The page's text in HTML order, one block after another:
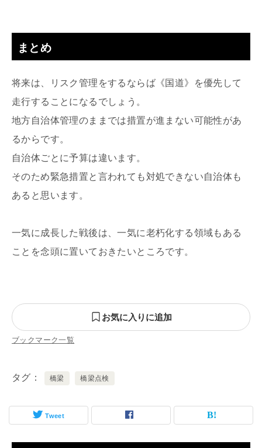
まとめ
将来は、リスク管理をするならば《国道》を優先して
走行することになるでしょう。
地方自治体管理のままでは措置が進まない可能性があ
るからです。
自治体ごとに予算は違います。
そのため緊急措置と言われても対処できない自治体も
あると思います。
一気に成長した戦後は、一気に老朽化する領域もある
ことを念頭に置いておきたいところです。
お気に入りに追加
ブックマーク一覧
タグ 橋梁 橋梁点検
Tweet